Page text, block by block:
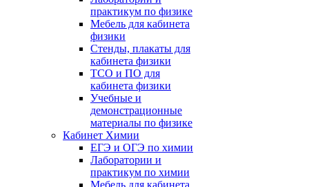
практикум по физике
Мебель для кабинета
физики
Стенды, плакаты для
кабинета физики
ТСО и ПО для
кабинета физики
Учебные и
демонстрационные
материалы по физике
Кабинет Химии
ЕГЭ и ОГЭ по химии
Лаборатории и
практикум по химии
Мебель для кабинета